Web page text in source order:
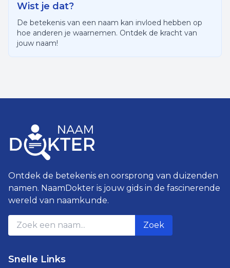
Wist je dat?
De betekenis van een naam kan invloed hebben op
hoe anderen je waarnemen. Ontdek de kracht van
jouw naam!
Ontdek de betekenis en oorsprong van duizenden
namen. NaamDokter is jouw gids in de fascinerende
wereld van naamkunde.
Zoek
Snelle Links